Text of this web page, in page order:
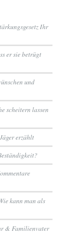
Ihr
er sie betrügt
und
scheitern lassen
erzählt
kann man als
& Familienvater